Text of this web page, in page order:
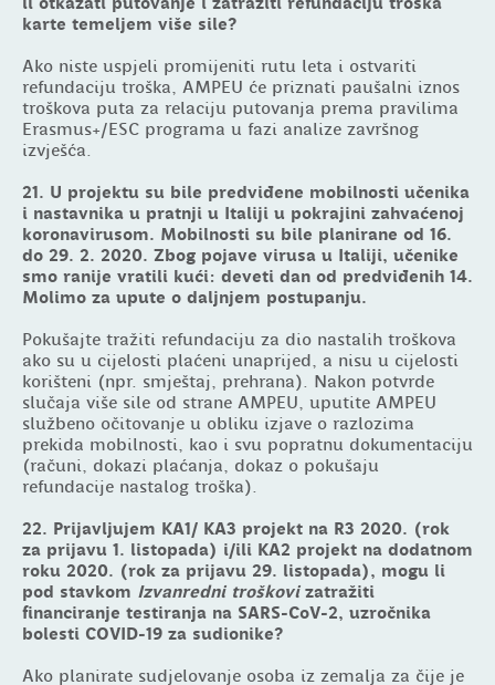
karte temeljem više sile?
Ako niste uspjeli promijeniti rutu leta i ostvariti
refundaciju troška, AMPEU će priznati paušalni iznos
troškova puta za relaciju putovanja prema pravilima
Erasmus+/ESC programa u fazi analize završnog
izvješća.
21. U projektu su bile predviđene mobilnosti učenika
i nastavnika u pratnji u Italiji u pokrajini zahvaćenoj
koronavirusom. Mobilnosti su bile planirane od 16.
do 29. 2. 2020. Zbog pojave virusa u Italiji, učenike
smo ranije vratili kući: deveti dan od predviđenih 14.
Molimo za upute o daljnjem postupanju.
Pokušajte tražiti refundaciju za dio nastalih troškova
ako su u cijelosti plaćeni unaprijed, a nisu u cijelosti
korišteni (npr. smještaj, prehrana). Nakon potvrde
slučaja više sile od strane AMPEU, uputite AMPEU
službeno očitovanje u obliku izjave o razlozima
prekida mobilnosti, kao i svu popratnu dokumentaciju
(računi, dokazi plaćanja, dokaz o pokušaju
refundacije nastalog troška).
22. Prijavljujem KA1/ KA3 projekt na R3 2020. (rok
za prijavu 1. listopada) i/ili KA2 projekt na dodatnom
roku 2020. (rok za prijavu 29. listopada), mogu li
pod stavkom Izvanredni troškovizatražiti
financiranje testiranja na SARS-CoV-2, uzročnika
bolesti COVID-19 za sudionike?
Ako planirate sudjelovanje osoba iz zemalja za čije je